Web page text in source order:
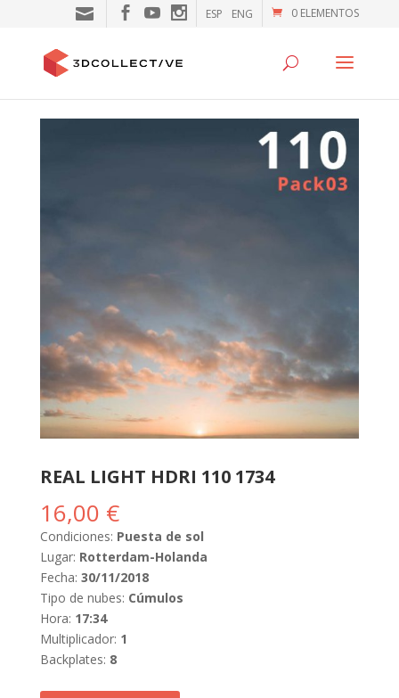
0 ELEMENTOS
ESP ENG
REAL LIGHT HDRI 110 1734
16,00 €
Condiciones: Puesta de sol
Lugar: Rotterdam-Holanda
Fecha: 30/11/2018
Tipo de nubes: Cúmulos
Hora: 17:34
Multiplicador: 1
Backplates: 8